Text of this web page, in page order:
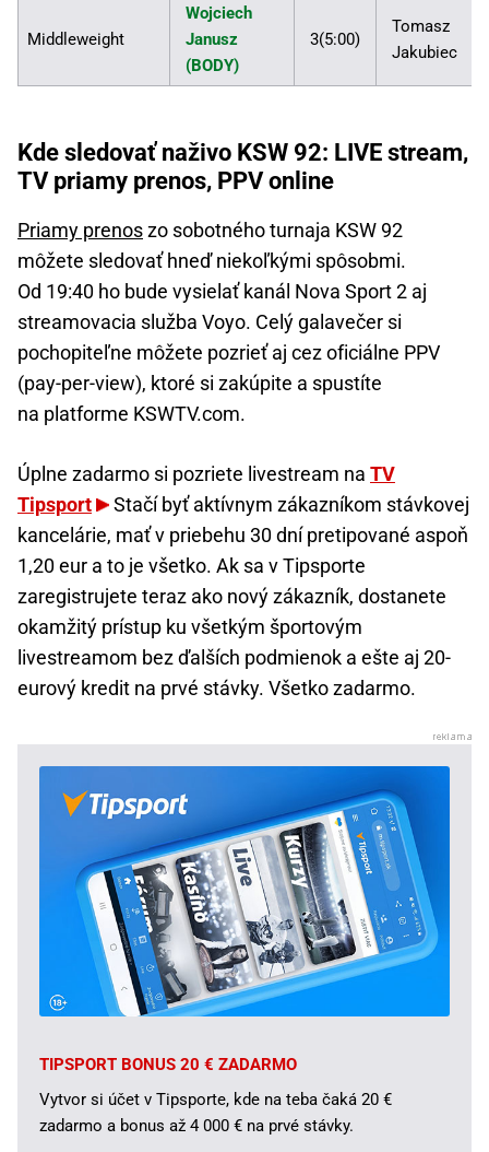
Middleweight
Wojciech
Janusz
(BODY)
3(5:00)
Tomasz
Jakubiec
Kde sledovať naživo KSW 92: LIVE stream,
TV priamy prenos, PPV online
Priamy prenoszo sobotného turnaja KSW 92
môžete sledovať hneď niekoľkými spôsobmi.
Od 19:40 ho bude vysielať kanál Nova Sport 2 aj
streamovacia služba Voyo. Celý galavečer si
pochopiteľne môžete pozrieť aj cez oficiálne PPV
(pay-per-view), ktoré si zakúpite a spustíte
na platforme KSWTV.com.
Úplne zadarmo si pozriete livestream na TV
Tipsport
Stačí byť aktívnym zákazníkom stávkovej
kancelárie, mať v priebehu 30 dní pretipované aspoň
1,20 eur a to je všetko. Ak sa v Tipsporte
zaregistrujete teraz ako nový zákazník, dostanete
okamžitý prístup ku všetkým športovým
livestreamom bez ďalších podmienok a ešte aj 20-
eurový kredit na prvé stávky. Všetko zadarmo.
TIPSPORT BONUS 20 € ZADARMO
Vytvor si účet v Tipsporte, kde na teba čaká 20 €
zadarmo a bonus až 4 000 € na prvé stávky.